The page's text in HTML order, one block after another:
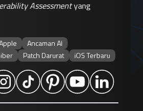
Assessment yang
Ancaman AI
Patch Darurat iOS Terbaru